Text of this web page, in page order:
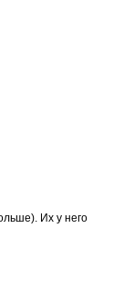
Их у него